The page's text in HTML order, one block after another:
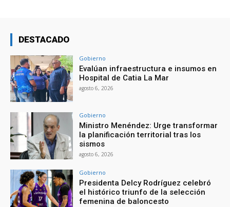
DESTACADO
Gobierno
Evalúan infraestructura e insumos en
Hospital de Catia La Mar
agosto 6, 2026
Gobierno
Ministro Menéndez: Urge transformar
la planificación territorial tras los
sismos
agosto 6, 2026
Gobierno
Presidenta Delcy Rodríguez celebró
el histórico triunfo de la selección
femenina de baloncesto